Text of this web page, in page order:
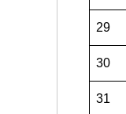
29
30
31